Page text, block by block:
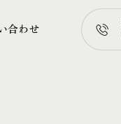
合わせ
📞